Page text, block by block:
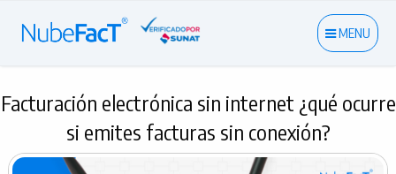
MENU
Facturación electrónica sin internet ¿qué ocurre
si emites facturas sin conexión?